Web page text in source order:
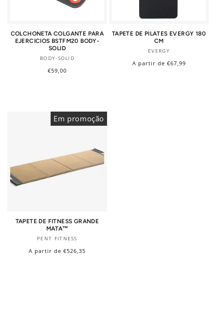
COLCHONETA COLGANTE PARA
EJERCICIOS BSTFM20 BODY-
SOLID
Fornecedor:
BODY-SOLID
Preço
€59,00
TAPETE DE PILATES EVERGY 180
CM
Fornecedor:
EVERGY
Preço
A partir de €67,99
Em promoção
TAPETE DE FITNESS GRANDE
MATA™
Fornecedor:
PENT FITNESS
Preço
A partir de €526,35